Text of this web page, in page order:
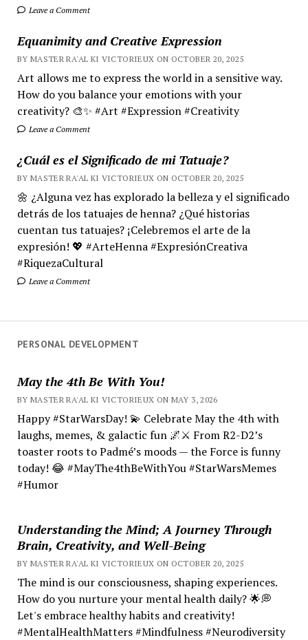
Leave a Comment
Equanimity and Creative Expression
BY MASTER RA'AL KI VICTORIEUX ON OCTOBER 20, 2025
Art allows me to express the world in a sensitive way.
How do you balance your emotions with your
creativity? 🎨✨ #Art #Expression #Creativity
Leave a Comment
¿Cuál es el Significado de mi Tatuaje?
BY MASTER RA'AL KI VICTORIEUX ON OCTOBER 20, 2025
🌼 ¿Alguna vez has explorado la belleza y el significado
detrás de los tatuajes de henna? ¿Qué historias
cuentan tus tatuajes? ¡Celebremos el arte de la
expresión! 💖 #ArteHenna #ExpresiónCreativa
#RiquezaCultural
Leave a Comment
PERSONAL DEVELOPMENT
May the 4th Be With You!
BY MASTER RA'AL KI VICTORIEUX ON MAY 3, 2026
Happy #StarWarsDay! 💫 Celebrate May the 4th with
laughs, memes, & galactic fun 🌌⚔️ From R2-D2’s
toaster roots to Padmé’s moods — the Force is funny
today! 😂 #MayThe4thBeWithYou #StarWarsMemes
#Humor
Understanding the Mind; A Journey Through
Brain, Creativity, and Well-Being
BY MASTER RA'AL KI VICTORIEUX ON OCTOBER 20, 2025
The mind is our consciousness, shaping experiences.
How do you nurture your mental health daily? 🌟💭
Let's embrace healthy habits and creativity!
#MentalHealthMatters #Mindfulness #Neurodiversity